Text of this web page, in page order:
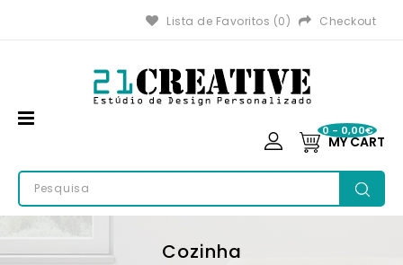
Lista de Favoritos (0) Checkout
MY CART
0 - 0,00€
Cozinha